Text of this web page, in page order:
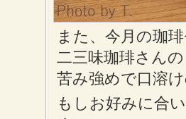
また、今月の珈
二三味珈琲さん
苦み強めで口溶
もしお好みに合